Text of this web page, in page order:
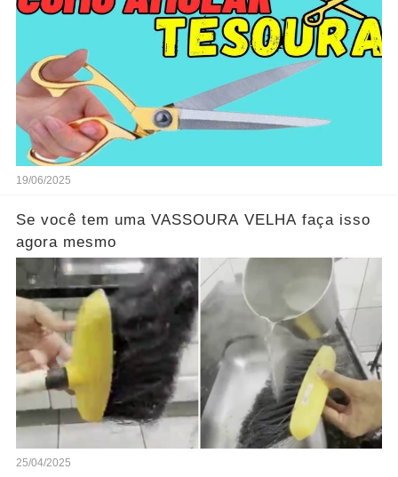
19/06/2025
Se você tem uma VASSOURA VELHA faça isso
agora mesmo
25/04/2025